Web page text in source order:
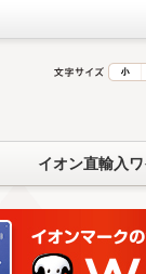
イオン直輸入